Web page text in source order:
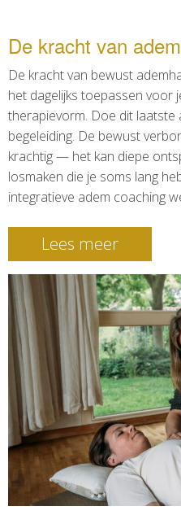
De kracht van
De kracht van bewust
het dagelijks toepassen voor
therapievorm. Doe dit
begeleiding. De bewust
krachtig — het kan diepe
losmaken die je soms lang
integratieve adem coaching
Lees meer